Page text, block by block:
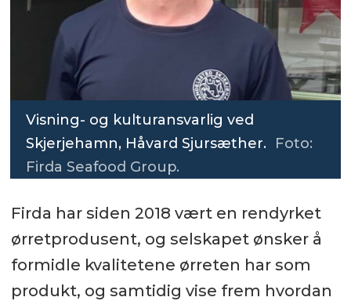
Visning- og kulturansvarlig ved
Skjerjehamn, Håvard Sjursæther. Foto:
Firda Seafood Group.
Firda har siden 2018 vært en rendyrket
ørretprodusent, og selskapet ønsker å
formidle kvalitetene ørreten har som
produkt, og samtidig vise frem hvordan